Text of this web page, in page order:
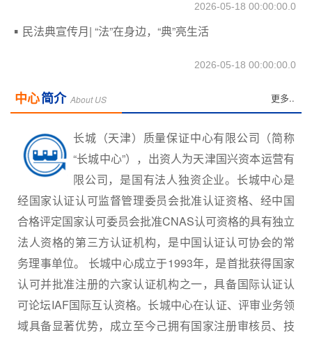
2026-05-18 00:00:00.0
民法典宣传月| “法”在身边，“典”亮生活
2026-05-18 00:00:00.0
中心简介 About US 更多..
长城（天津）质量保证中心有限公司（简称
“长城中心”），出资人为天津国兴资本运营有
限公司，是国有法人独资企业。长城中心是
经国家认证认可监督管理委员会批准认证资格、经中国
合格评定国家认可委员会批准CNAS认可资格的具有独立
法人资格的第三方认证机构，是中国认证认可协会的常
务理事单位。 长城中心成立于1993年，是首批获得国家
认可并批准注册的六家认证机构之一，具备国际认证认
可论坛IAF国际互认资格。长城中心在认证、评审业务领
域具备显著优势，成立至今己拥有国家注册审核员、技